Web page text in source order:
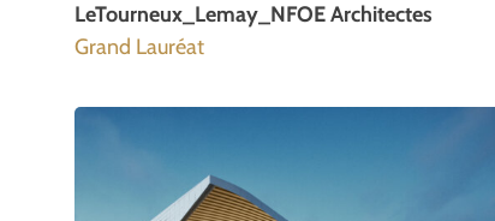
LeTourneux_Lemay_NFOE Architectes
Grand Lauréat